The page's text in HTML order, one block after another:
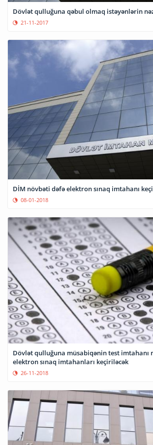
Dövlət qulluğuna qəbul olmaq istəyənlərin
21-11-2017
DİM növbəti dəfə elektron sınaq imtahanı
08-01-2018
Dövlət qulluğuna müsabiqənin test imtahanı
elektron sınaq imtahanları keçiriləcək
26-11-2018